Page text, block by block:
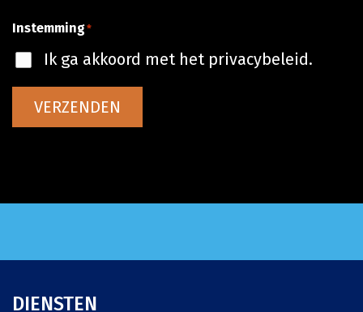
Instemming*
Ik ga akkoord met het privacybeleid.
VERZENDEN
DIENSTEN